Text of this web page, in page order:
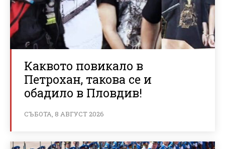
Каквото повикало в
Петрохан, такова се и
обадило в Пловдив!
СЪБОТА, 8 АВГУСТ 2026